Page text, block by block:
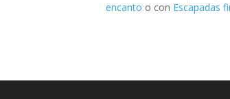
encanto o con Escapadas